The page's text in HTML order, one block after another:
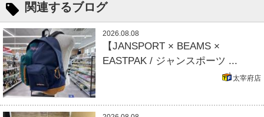
関連するブログ
2026.08.08
【JANSPORT × BEAMS ×
EASTPAK / ジャンスポーツ ...
太宰府店